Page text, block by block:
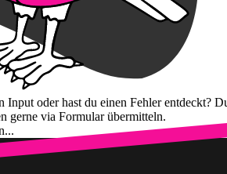
Input oder hast du einen Fehler entdeckt?
gerne via Formular übermitteln.